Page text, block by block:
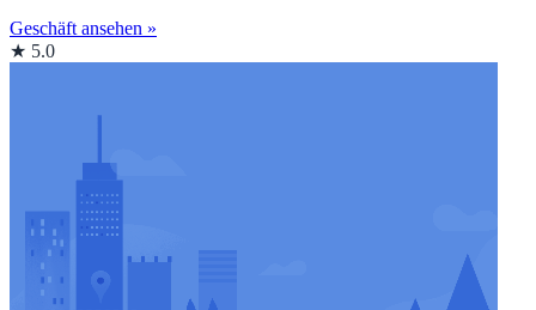
Geschäft ansehen »
★ 5.0